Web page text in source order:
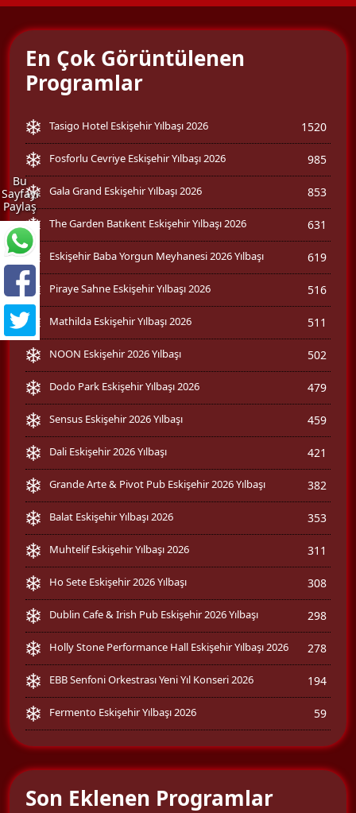
Bu
Sayfayı
Paylaş
En Çok Görüntülenen
Programlar
Tasigo Hotel Eskişehir Yılbaşı 2026 1520
Fosforlu Cevriye Eskişehir Yılbaşı 2026 985
Gala Grand Eskişehir Yılbaşı 2026 853
The Garden Batıkent Eskişehir Yılbaşı 2026 631
Eskişehir Baba Yorgun Meyhanesi 2026 Yılbaşı 619
Piraye Sahne Eskişehir Yılbaşı 2026 516
Mathilda Eskişehir Yılbaşı 2026 511
NOON Eskişehir 2026 Yılbaşı 502
Dodo Park Eskişehir Yılbaşı 2026 479
Sensus Eskişehir 2026 Yılbaşı 459
Dali Eskişehir 2026 Yılbaşı 421
Grande Arte & Pivot Pub Eskişehir 2026 Yılbaşı 382
Balat Eskişehir Yılbaşı 2026 353
Muhtelif Eskişehir Yılbaşı 2026 311
Ho Sete Eskişehir 2026 Yılbaşı 308
Dublin Cafe & Irish Pub Eskişehir 2026 Yılbaşı 298
Holly Stone Performance Hall Eskişehir Yılbaşı 2026 278
EBB Senfoni Orkestrası Yeni Yıl Konseri 2026 194
Fermento Eskişehir Yılbaşı 2026 59
Son Eklenen Programlar